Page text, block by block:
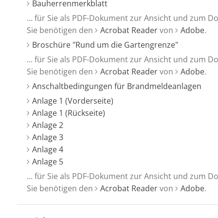
Bauherrenmerkblatt
... für Sie als PDF-Dokument zur Ansicht und zum
Sie benötigen den
Acrobat Readervon Adobe.
Broschüre "Rund um die Gartengrenze"
... für Sie als PDF-Dokument zur Ansicht und zum
Sie benötigen den
Acrobat Readervon Adobe.
Anschaltbedingungen für Brandmeldeanlagen
Anlage 1 (Vorderseite)
Anlage 1 (Rückseite)
Anlage 2
Anlage 3
Anlage 4
Anlage 5
... für Sie als PDF-Dokument zur Ansicht und zum
Sie benötigen den
Acrobat Readervon Adobe.